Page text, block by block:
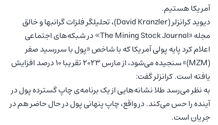
آمریکا هستیم.
دیوید کرانزلر (David Kranzler)، تحلیلگر فلزات گرانبها و خالق
مجله «The Mining Stock Journal» در شبکه‌های اجتماعی
اعلام کرد پایه پولی آمریکا که با شاخص «پول با سررسید صفر
(MZM)» سنجیده می‌شود، از مارس ۲۰۲۳ تقریبا ۱۰ درصد افزایش
یافته است. کرانزلر گفت:
به نظر می‌رسد طلا نشانه‌هایی از یک برنامه‌ی چاپ گسترده پول در
آینده را حس می‌کند. در واقع، چاپ پنهانی پول در حال حاضر هم در
جریان است.